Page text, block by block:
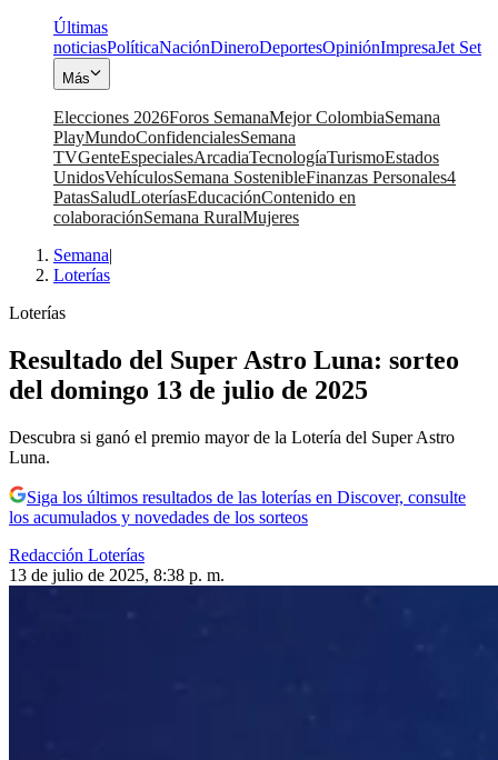
Últimas
noticiasPolíticaNaciónDineroDeportesOpiniónImpresaJet Set
Más
Elecciones 2026Foros SemanaMejor ColombiaSemana
PlayMundoConfidencialesSemana
TVGenteEspecialesArcadiaTecnologíaTurismoEstados
UnidosVehículosSemana SostenibleFinanzas Personales4
PatasSaludLoteríasEducaciónContenido en
colaboraciónSemana RuralMujeres
Semana|
Loterías
Loterías
Resultado del Super Astro Luna: sorteo
del domingo 13 de julio de 2025
Descubra si ganó el premio mayor de la Lotería del Super Astro
Luna.
Siga los últimos resultados de las loterías en Discover, consulte
los acumulados y novedades de los sorteos
Redacción Loterías
13 de julio de 2025, 8:38 p. m.